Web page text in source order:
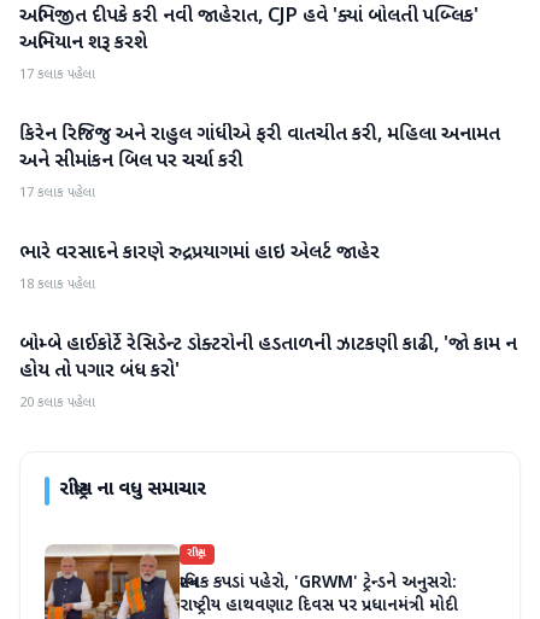
રાષ્ટ્રીય
અભિજીત દીપકે કરી નવી જાહેરાત, CJP હવે 'ક્યાં બોલતી પબ્લિક'
અભિયાન શરૂ કરશે
17 કલાક પહેલા
રાષ્ટ્રીય
કિરેન રિજિજુ અને રાહુલ ગાંધીએ ફરી વાતચીત કરી, મહિલા અનામત
અને સીમાંકન બિલ પર ચર્ચા કરી
17 કલાક પહેલા
રાષ્ટ્રીય
ભારે વરસાદને કારણે રુદ્રપ્રયાગમાં હાઇ એલર્ટ જાહેર
18 કલાક પહેલા
રાષ્ટ્રીય
બોમ્બે હાઈકોર્ટે રેસિડેન્ટ ડોક્ટરોની હડતાળની ઝાટકણી કાઢી, 'જો કામ ન
હોય તો પગાર બંધ કરો'
20 કલાક પહેલા
રાષ્ટ્રીયના વધુ સમાચાર
રાષ્ટ્રીય
સ્થાનિક કપડાં પહેરો, 'GRWM' ટ્રેન્ડને અનુસરો:
રાષ્ટ્રીય હાથવણાટ દિવસ પર પ્રધાનમંત્રી મોદી